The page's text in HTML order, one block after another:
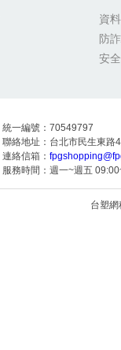
資
防
安
統一編號：70549797
聯絡地址：台北市民生東路
連絡信箱：
服務時間：週一~週五
台塑